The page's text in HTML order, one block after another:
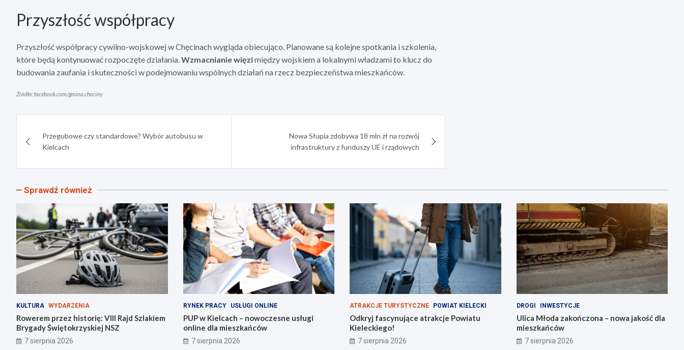
Przyszłość współpracy
Przyszłość współpracy cywilno-wojskowej w Chęcinach wygląda obiecująco. Planowane są kolejne spotkania i szkolenia,
które będą kontynuować rozpoczęte działania.Wzmacnianie więzimiędzy wojskiem a lokalnymi władzami to klucz do
budowania zaufania i skuteczności w podejmowaniu wspólnych działań na rzecz bezpieczeństwa mieszkańców.
Źródło: facebook.com/gmina.checiny
wpisuPrzegubowe czy standardowe? Wybór autobusu w
Kielcach
Nowa Słupia zdobywa 18 mln zł na rozwój
infrastruktury z funduszy UE i rządowych
Sprawdź również
KULTURA WYDARZENIA
Rowerem przez historię: VIII Rajd Szlakiem
Brygady Świętokrzyskiej NSZ
7 sierpnia 2026
RYNEK PRACY USŁUGI ONLINE
PUP w Kielcach – nowoczesne usługi
online dla mieszkańców
7 sierpnia 2026
ATRAKCJE TURYSTYCZNE POWIAT KIELECKI
Odkryj fascynujące atrakcje Powiatu
Kieleckiego!
7 sierpnia 2026
DROGI INWESTYCJE
Ulica Młoda zakończona – nowa jakość dla
mieszkańców
7 sierpnia 2026